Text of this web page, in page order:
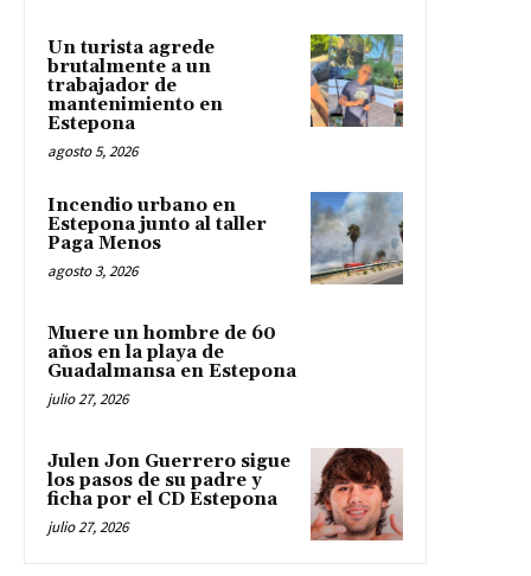
Un turista agrede
brutalmente a un
trabajador de
mantenimiento en
Estepona
agosto 5, 2026
Incendio urbano en
Estepona junto al taller
Paga Menos
agosto 3, 2026
Muere un hombre de 60
años en la playa de
Guadalmansa en Estepona
julio 27, 2026
Julen Jon Guerrero sigue
los pasos de su padre y
ficha por el CD Estepona
julio 27, 2026